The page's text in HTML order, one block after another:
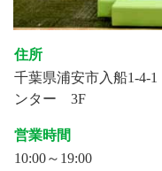
住所
千葉県浦安市入船1-4-
ンター 3F
営業時間
10:00～19:00